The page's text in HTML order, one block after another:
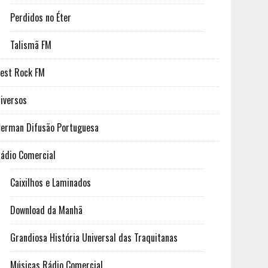
Perdidos no Éter
Talismã FM
Rock FM
Difusão Portuguesa
Comercial
Caixilhos e Laminados
Download da Manhã
Grandiosa História Universal das Traquitanas